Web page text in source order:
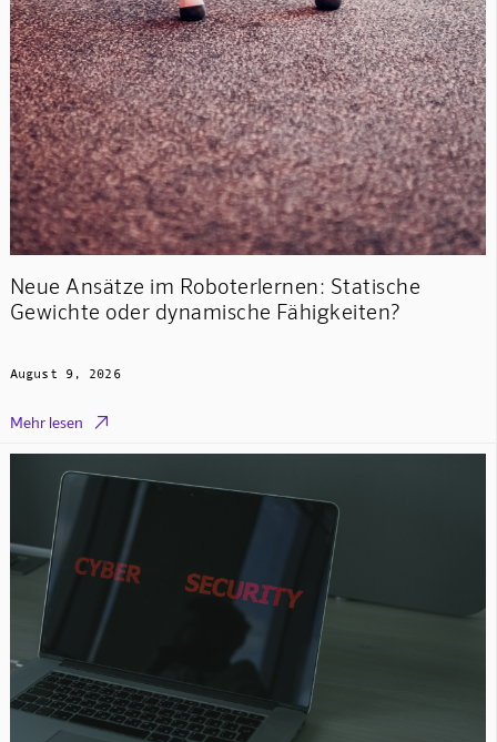
Neue Ansätze im Roboterlernen: Statische
Gewichte oder dynamische Fähigkeiten?
August 9, 2026
Mehr lesen 